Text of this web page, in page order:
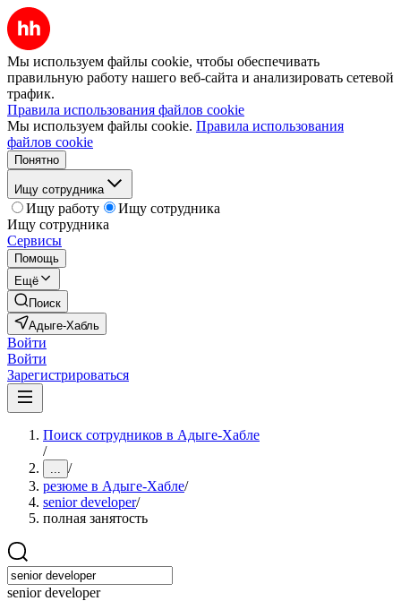
Мы используем файлы cookie, чтобы обеспечивать
правильную работу нашего веб-сайта и анализировать сетевой
трафик.
Правила использования файлов cookie
Мы используем файлы cookie. Правила использования
файлов cookie
Понятно
Ищу сотрудника
Ищу работу
Ищу сотрудника
Ищу сотрудника
Сервисы
Помощь
Ещё
Поиск
Адыге-Хабль
Войти
Войти
Зарегистрироваться
Поиск сотрудников в Адыге-Хабле
/
... /
резюме в Адыге-Хабле/
senior developer/
полная занятость
senior developer